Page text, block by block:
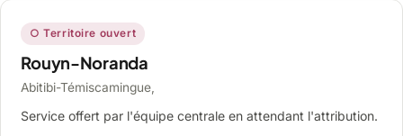
○ Territoire ouvert
Rouyn-Noranda
Abitibi-Témiscamingue,
Service offert par l'équipe centrale en attendant l'attribution.